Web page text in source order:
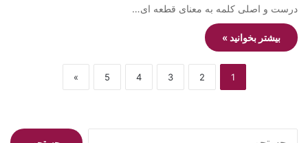
درست و اصلی کلمه به معنای قطعه ای…
بیشتر بخوانید »
1
2
3
4
5
»
جستجو